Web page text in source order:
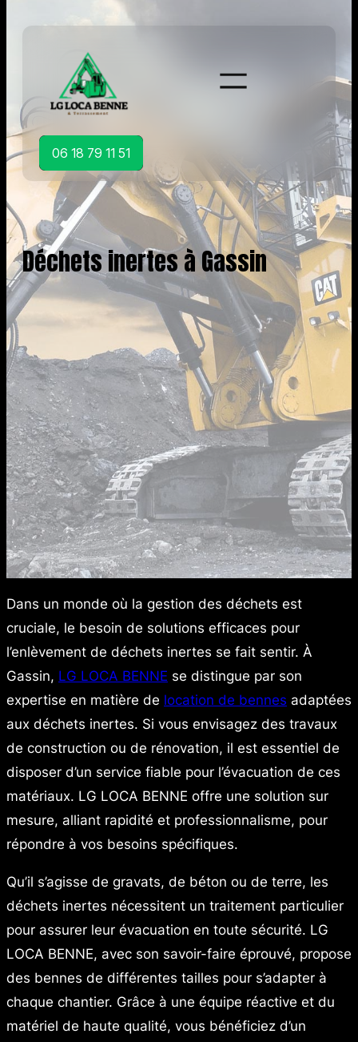
06 18 79 11 51
Déchets inertes à Gassin
Dans un monde où la gestion des déchets est
cruciale, le besoin de solutions efficaces pour
l’enlèvement de déchets inertes se fait sentir. À
Gassin, LG LOCA BENNE se distingue par son
expertise en matière de location de bennes adaptées
aux déchets inertes. Si vous envisagez des travaux
de construction ou de rénovation, il est essentiel de
disposer d’un service fiable pour l’évacuation de ces
matériaux. LG LOCA BENNE offre une solution sur
mesure, alliant rapidité et professionnalisme, pour
répondre à vos besoins spécifiques.
Qu’il s’agisse de gravats, de béton ou de terre, les
déchets inertes nécessitent un traitement particulier
pour assurer leur évacuation en toute sécurité. LG
LOCA BENNE, avec son savoir-faire éprouvé, propose
des bennes de différentes tailles pour s’adapter à
chaque chantier. Grâce à une équipe réactive et du
matériel de haute qualité, vous bénéficiez d’un